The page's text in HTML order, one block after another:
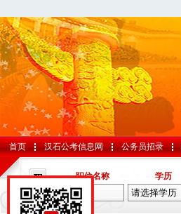
首页 汉石公考信息网 公务员招录
职位名称 学历